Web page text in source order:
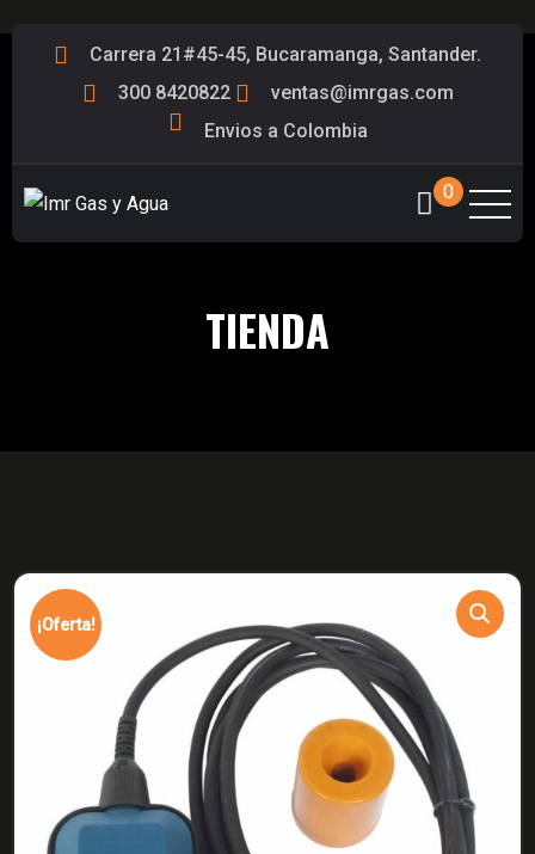
Carrera 21#45-45, Bucaramanga, Santander.
300 8420822
ventas@imrgas.com
Envios a Colombia
0
TIENDA
¡Oferta!